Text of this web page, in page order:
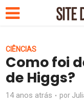
CIÊNCIAS
Como foi
de Higgs?
14 anos atrás por